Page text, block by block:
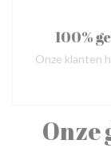
Onze
100%
Onze klanten